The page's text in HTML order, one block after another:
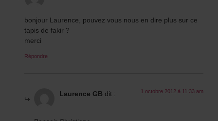
bonjour Laurence, pouvez vous nous en dire plus sur ce
tapis de fakir ?
merci
Répondre
Laurence GB dit : 1 octobre 2012 à 11:33 am